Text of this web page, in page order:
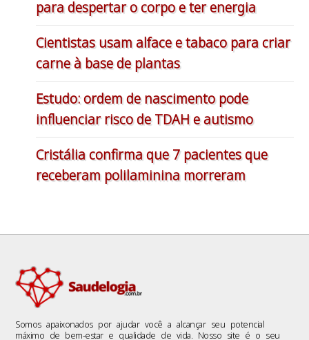
para despertar o corpo e ter energia
Cientistas usam alface e tabaco para criar
carne à base de plantas
Estudo: ordem de nascimento pode
influenciar risco de TDAH e autismo
Cristália confirma que 7 pacientes que
receberam polilaminina morreram
Somos apaixonados por ajudar você a alcançar seu potencial
máximo de bem-estar e qualidade de vida. Nosso site é o seu